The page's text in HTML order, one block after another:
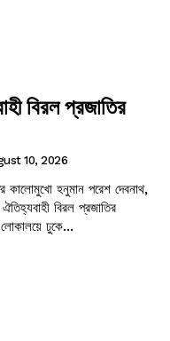
বিরল প্রজাতির
10, 2026
কালোমুখো হনুমান পরেশ দেবনাথ,
লোকালয়ে ঢুকে...